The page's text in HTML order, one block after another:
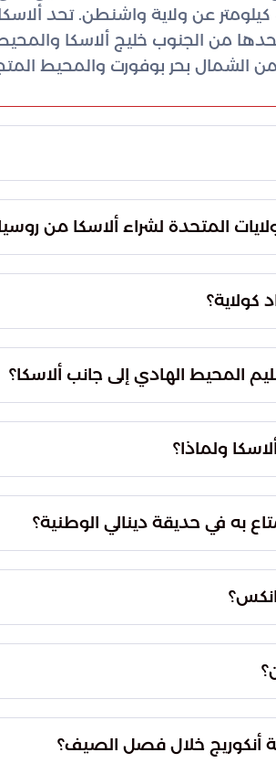
غرب كندا، وتبعد مسافة 800 كيلومتر عن ولاية
يحدها من الجنوب خليج ألاسكا
الشمال بحر بوفورت والمحيط
سمك السلمون، والطبيعة
وسبتمبر، حيث يكون الطقس مناسبًا
المتحدة لشراء ألاسكا من
كولاية؟
المحيط الهادي إلى جانب ألاسكا؟
ولماذا؟
به في حديقة دينالي الوطنية؟
أنكوريج خلال فصل الصيف؟